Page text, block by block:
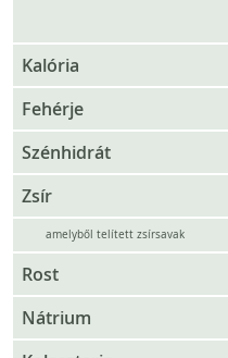
Kalória
Fehérje
Szénhidrát
Zsír
amelyből telített zsírsavak
Rost
Nátrium